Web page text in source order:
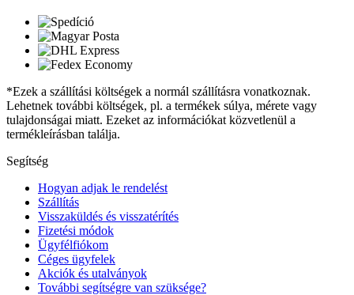
*Ezek a szállítási költségek a normál szállításra vonatkoznak.
Lehetnek további költségek, pl. a termékek súlya, mérete vagy
tulajdonságai miatt. Ezeket az információkat közvetlenül a
termékleírásban találja.
Segítség
Hogyan adjak le rendelést
Szállítás
Visszaküldés és visszatérítés
Fizetési módok
Ügyfélfiókom
Céges ügyfelek
Akciók és utalványok
További segítségre van szüksége?